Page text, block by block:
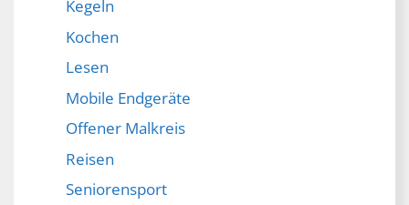
Kegeln
Kochen
Lesen
Mobile Endgeräte
Offener Malkreis
Reisen
Seniorensport